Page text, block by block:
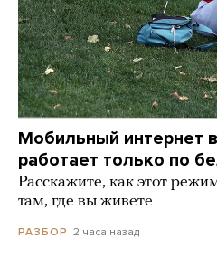
Мобильный интернет
работает только по
Расскажите, как этот
там, где вы живете
РАЗБОР 2 часа назад